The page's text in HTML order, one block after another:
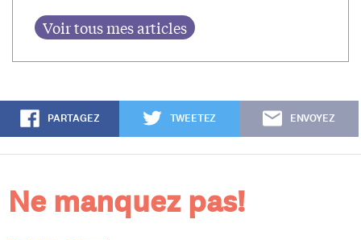
PARTAGEZ TWEETEZ ENVOYEZ
Ne manquez pas!